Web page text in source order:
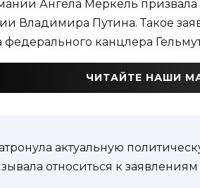
Ангела Меркель призвала
Владимира Путина. Такое
канцлера
ЧИТАЙТЕ НАШИ
актуальную
относиться к